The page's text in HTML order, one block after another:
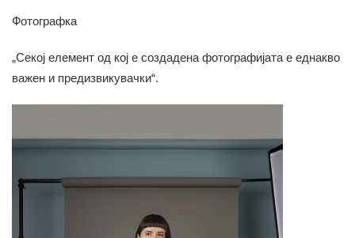
Фотографка
„Секој елемент од кој е создадена фотографијата е еднакво
важен и предизвикувачки“.